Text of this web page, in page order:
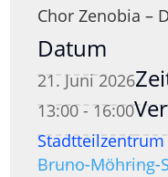
Chor Zenobia –
Datum
21. Juni 2026
13:00 - 16:00
Bruno-Möhring-